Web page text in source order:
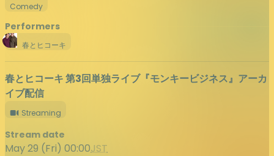
Comedy
Performers
春とヒコーキ
春とヒコーキ 第3回単独ライブ『モンキービジネス』アーカ
イブ配信
Streaming
Stream date
May 29 (Fri) 00:00JST